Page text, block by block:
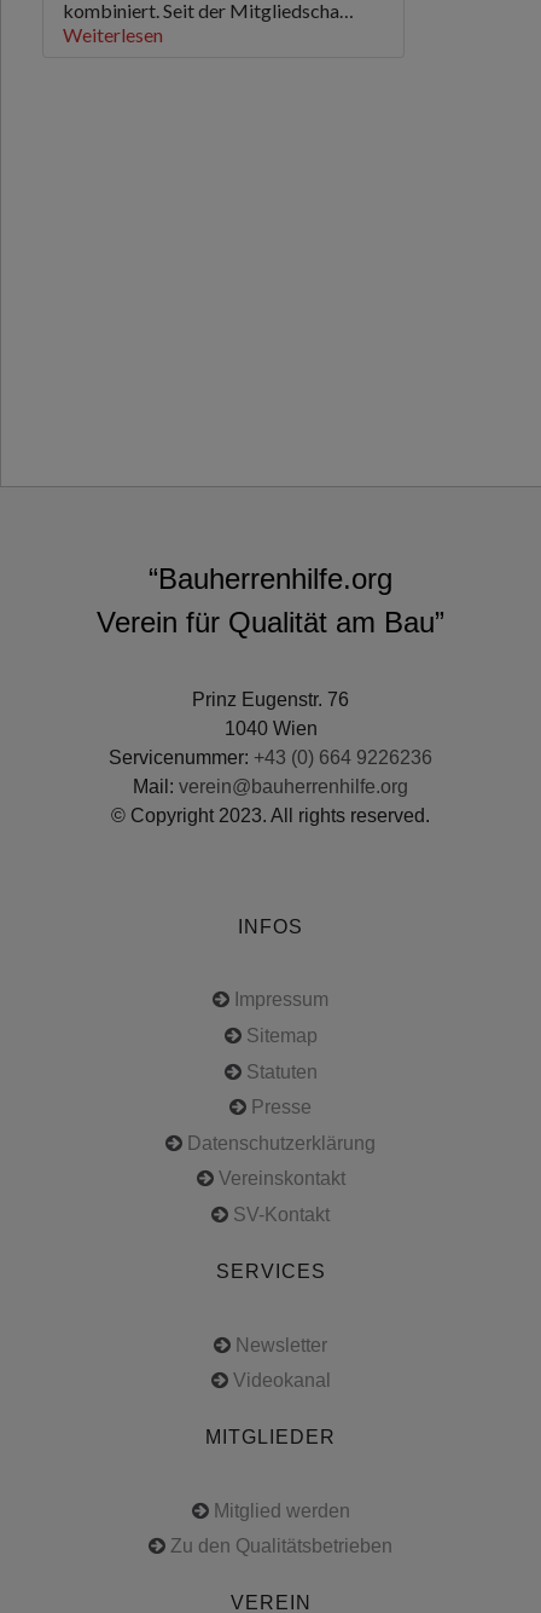
“Bauherrenhilfe.org
Verein für Qualität am Bau”
Prinz Eugenstr. 76
1040 Wien
Servicenummer: +43 (0) 664 9226236
Mail: verein@bauherrenhilfe.org
© Copyright 2023. All rights reserved.
INFOS
Impressum
Sitemap
Statuten
Presse
Datenschutzerklärung
Vereinskontakt
SV-Kontakt
SERVICES
Newsletter
Videokanal
MITGLIEDER
Mitglied werden
Zu den Qualitätsbetrieben
VEREIN